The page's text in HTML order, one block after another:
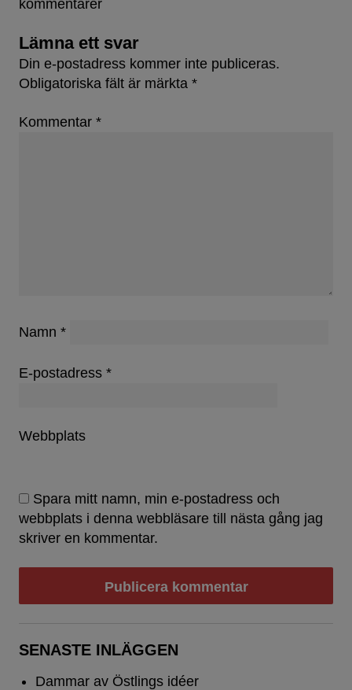
kommentarer
Lämna ett svar
Din e-postadress kommer inte publiceras.
Obligatoriska fält är märkta *
Kommentar *
Namn *
E-postadress *
Webbplats
Spara mitt namn, min e-postadress och
webbplats i denna webbläsare till nästa gång jag
skriver en kommentar.
SENASTE INLÄGGEN
Dammar av Östlings idéer